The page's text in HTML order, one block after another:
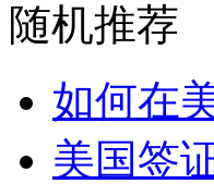
随机推荐
如何在
美国签